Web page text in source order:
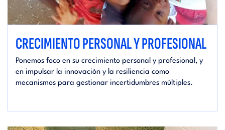
CRECIMIENTO PERSONAL Y PROFESIONAL
Ponemos foco en su crecimiento personal y profesional, y
en impulsar la innovación y la resiliencia como
mecanismos para gestionar incertidumbres múltiples.